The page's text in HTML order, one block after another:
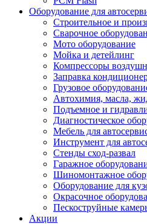
Оборудование для
Строительное и
Сварочное
Мото оборудование
Мойка и детейлинг
Компрессоры
Заправка
Грузовое
Автохимия, масла,
Подъемное и
Диагностическое
Мебель для
Инструмент для
Стенды сход-развал
Гаражное
Шиномонтажное
Оборудование для
Окрасочное
Пескоструйные
Акции